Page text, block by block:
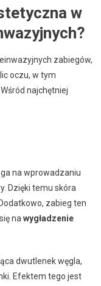
w
zabiegów,
oczu, w tym
Wśród najchętniej
na wprowadzaniu
Dzięki temu skóra
zabieg ten
nawygładzenie
dwutlenek węgla,
Efektem tego jest